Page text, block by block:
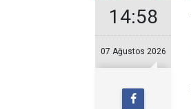
14:58
07 Ağustos 2026